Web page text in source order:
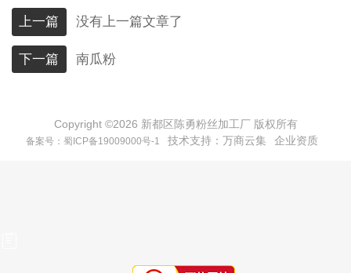
上一篇 没有上一篇文章了
下一篇 南瓜粉
Copyright ©2026 新都区陈勇粉丝加工厂 版权所有
备案号：蜀ICP备19009000号-1 技术支持： 万商云集 企业资质